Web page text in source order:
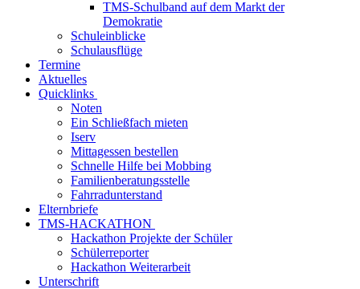
TMS-Schulband auf dem Markt der
Demokratie
Schuleinblicke
Schulausflüge
Termine
Aktuelles
Quicklinks
Noten
Ein Schließfach mieten
Iserv
Mittagessen bestellen
Schnelle Hilfe bei Mobbing
Familienberatungsstelle
Fahrradunterstand
Elternbriefe
TMS-HACKATHON
Hackathon Projekte der Schüler
Schülerreporter
Hackathon Weiterarbeit
Unterschrift